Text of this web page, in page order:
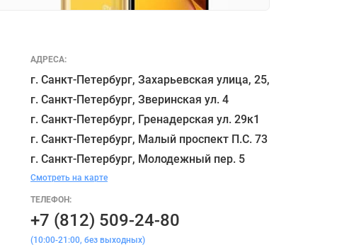
АДРЕСА:
г. Санкт-Петербург, Захарьевская улица, 25,
г. Санкт-Петербург, Зверинская ул. 4
г. Санкт-Петербург, Гренадерская ул. 29к1
г. Санкт-Петербург, Малый проспект П.С. 73
Смотреть на карте
ТЕЛЕФОН:
+7 (812) 509-24-80
(10:00-21:00, без выходных)